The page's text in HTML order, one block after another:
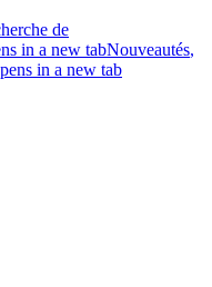
de
in a new tabNouveautés,
in a new tab